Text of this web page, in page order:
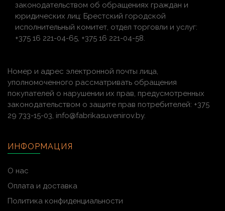
законодательством об обращениях граждан и
юридических лиц: Брестский городской
исполнительный комитет, отдел торговли и услуг:
+375 16 221-04-65, +375 16 221-04-58.
Номер и адрес электронной почты лица,
уполномоченного рассматривать обращения
покупателей о нарушении их прав, предусмотренных
законодательством о защите прав потребителей: +375
29 733-15-03, info@fabrikasuvenirov.by.
ИНФОРМАЦИЯ
О нас
Оплата и доставка
Политика конфиденциальности